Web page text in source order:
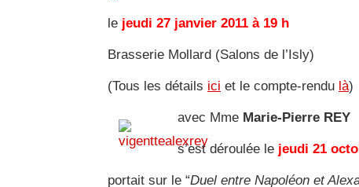
le jeudi 27 janvier 2011 à 19 h
Brasserie Mollard (Salons de l’Isly)
(Tous les détails ici et le compte-rendu là)
avec Mme Marie-Pierre REY
s’est déroulée le jeudi 21
portait sur le “Duel entre Napoléon et